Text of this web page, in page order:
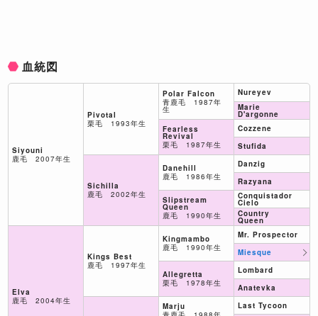
血統図
Siyouni
鹿毛 2007年生
Elva
鹿毛 2004年生
Pivotal
栗毛 1993年生
Sichilla
鹿毛 2002年生
Kings Best
鹿毛 1997年生
Polar Falcon
青鹿毛 1987年
生
Fearless
Revival
栗毛 1987年生
Danehill
鹿毛 1986年生
Slipstream
Queen
鹿毛 1990年生
Kingmambo
鹿毛 1990年生
Allegretta
栗毛 1978年生
Marju
Nureyev
Marie
D'argonne
Cozzene
Stufida
Danzig
Razyana
Conquistador
Cielo
Country
Queen
Mr. Prospector
Miesque
Lombard
Anatevka
Last Tycoon